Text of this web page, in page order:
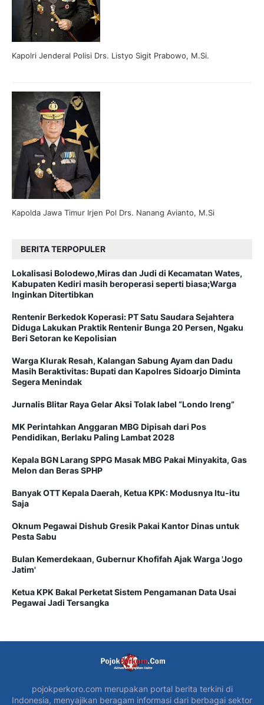
Kapolri Jenderal Polisi Drs. Listyo Sigit Prabowo, M.Si.
Kapolda Jawa Timur Irjen Pol Drs. Nanang Avianto, M.Si
BERITA TERPOPULER
Lokalisasi Bolodewo,Miras dan Judi di Kecamatan Wates,
Kabupaten Kediri masih beroperasi seperti biasa;Warga
Inginkan Ditertibkan
Rentenir Berkedok Koperasi: PT Satu Saudara Sejahtera
Diduga Lakukan Praktik Rentenir Bunga 20 Persen, Ngaku
Beri Setoran ke Kepolisian
Warga Klurak Resah, Kalangan Sabung Ayam dan Dadu
Masih Beraktivitas: Bupati dan Kapolres Sidoarjo Diminta
Segera Menindak
Jurnalis Blitar Raya Gelar Aksi Tolak label “Londo Ireng”
MK Perintahkan Anggaran MBG Dipisah dari Pos
Pendidikan, Berlaku Paling Lambat 2028
Kepala BGN Larang SPPG Masak MBG Pakai Minyakita, Gas
Melon dan Beras SPHP
Banyak OTT Kepala Daerah, Ketua KPK: Modusnya Itu-itu
Saja
Oknum Pegawai Dishub Gresik Pakai Kantor Dinas untuk
Pesta Sabu
Bulan Kemerdekaan, Gubernur Khofifah Ajak Warga 'Jogo
Jatim'
Ketua KPK Bakal Perketat Sistem Pengamanan Data Usai
Pegawai Jadi Tersangka
pojokperkoro.com merupakan portal berita terkini di
Indonesia, menyajikan beragam informasi dari berbagai sektor